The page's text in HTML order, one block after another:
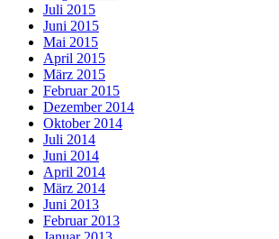
Juli 2015
Juni 2015
Mai 2015
April 2015
März 2015
Februar 2015
Dezember 2014
Oktober 2014
Juli 2014
Juni 2014
April 2014
März 2014
Juni 2013
Februar 2013